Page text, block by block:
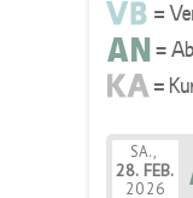
SA.,
28. FEB.
2026